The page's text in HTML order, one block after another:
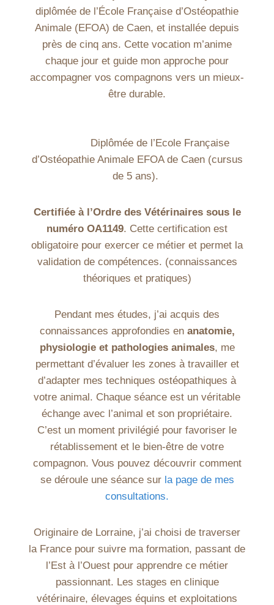
diplômée de l’École Française d’Ostéopathie
Animale (EFOA) de Caen, et installée depuis
près de cinq ans. Cette vocation m’anime
chaque jour et guide mon approche pour
accompagner vos compagnons vers un mieux-
être durable.
Diplômée de l’Ecole Française
d’Ostéopathie Animale EFOA de Caen (cursus
de 5 ans).
Certifiée à l’Ordre des Vétérinaires sous le
numéro OA1149. Cette certification est
obligatoire pour exercer ce métier et permet la
validation de compétences. (connaissances
théoriques et pratiques)
Pendant mes études, j’ai acquis des
connaissances approfondies en anatomie,
physiologie et pathologies animales, me
permettant d’évaluer les zones à travailler et
d’adapter mes techniques ostéopathiques à
votre animal. Chaque séance est un véritable
échange avec l’animal et son propriétaire.
C’est un moment privilégié pour favoriser le
rétablissement et le bien-être de votre
compagnon. Vous pouvez découvrir comment
se déroule une séance sur la page de mes
consultations.
Originaire de Lorraine, j’ai choisi de traverser
la France pour suivre ma formation, passant de
l’Est à l’Ouest pour apprendre ce métier
passionnant. Les stages en clinique
vétérinaire, élevages équins et exploitations